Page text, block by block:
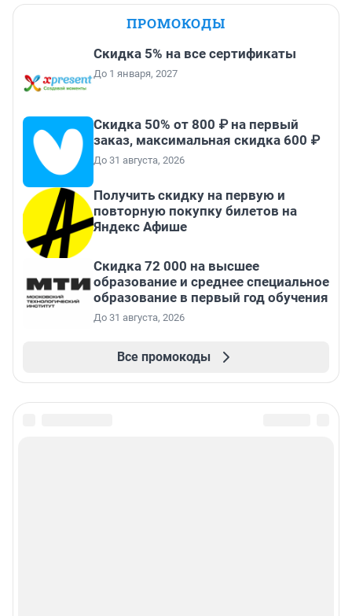
ПРОМОКОДЫ
Скидка 5% на все сертификаты
До 1 января, 2027
Скидка 50% от 800 ₽ на первый
заказ, максимальная скидка 600 ₽
До 31 августа, 2026
Получить скидку на первую и
повторную покупку билетов на
Яндекс Афише
Скидка 72 000 на высшее
образование и среднее специальное
образование в первый год обучения
До 31 августа, 2026
Все промокоды